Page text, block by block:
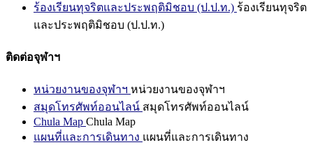
ร้องเรียนทุจริตและประพฤติมิชอบ (ป.ป.ท.) ร้องเรียนทุจริต
และประพฤติมิชอบ (ป.ป.ท.)
ติดต่อจุฬาฯ
หน่วยงานของจุฬาฯ หน่วยงานของจุฬาฯ
สมุดโทรศัพท์ออนไลน์ สมุดโทรศัพท์ออนไลน์
Chula Map Chula Map
แผนที่และการเดินทาง แผนที่และการเดินทาง